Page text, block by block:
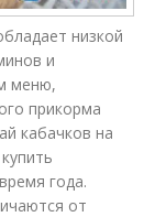
низкой
и
меню,
прикорма
кабачков на
года.
от